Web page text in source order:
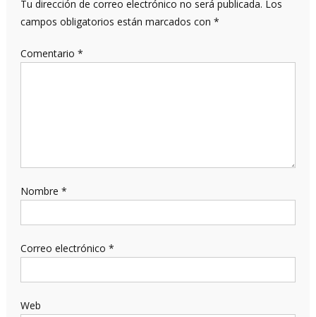
Tu dirección de correo electrónico no será publicada. Los
campos obligatorios están marcados con *
Comentario *
Nombre *
Correo electrónico *
Web